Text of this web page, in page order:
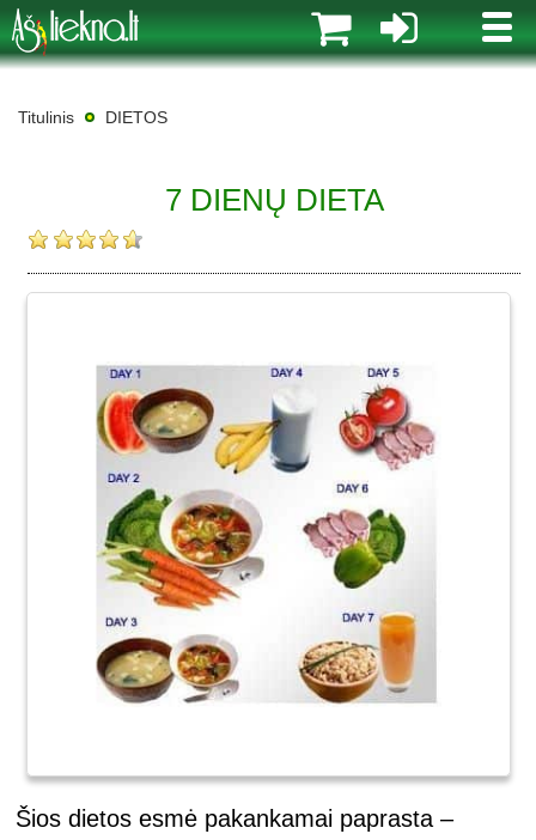
MENIU
Titulinis DIETOS
7 DIENŲ DIETA
Šios dietos esmė pakankamai paprasta –